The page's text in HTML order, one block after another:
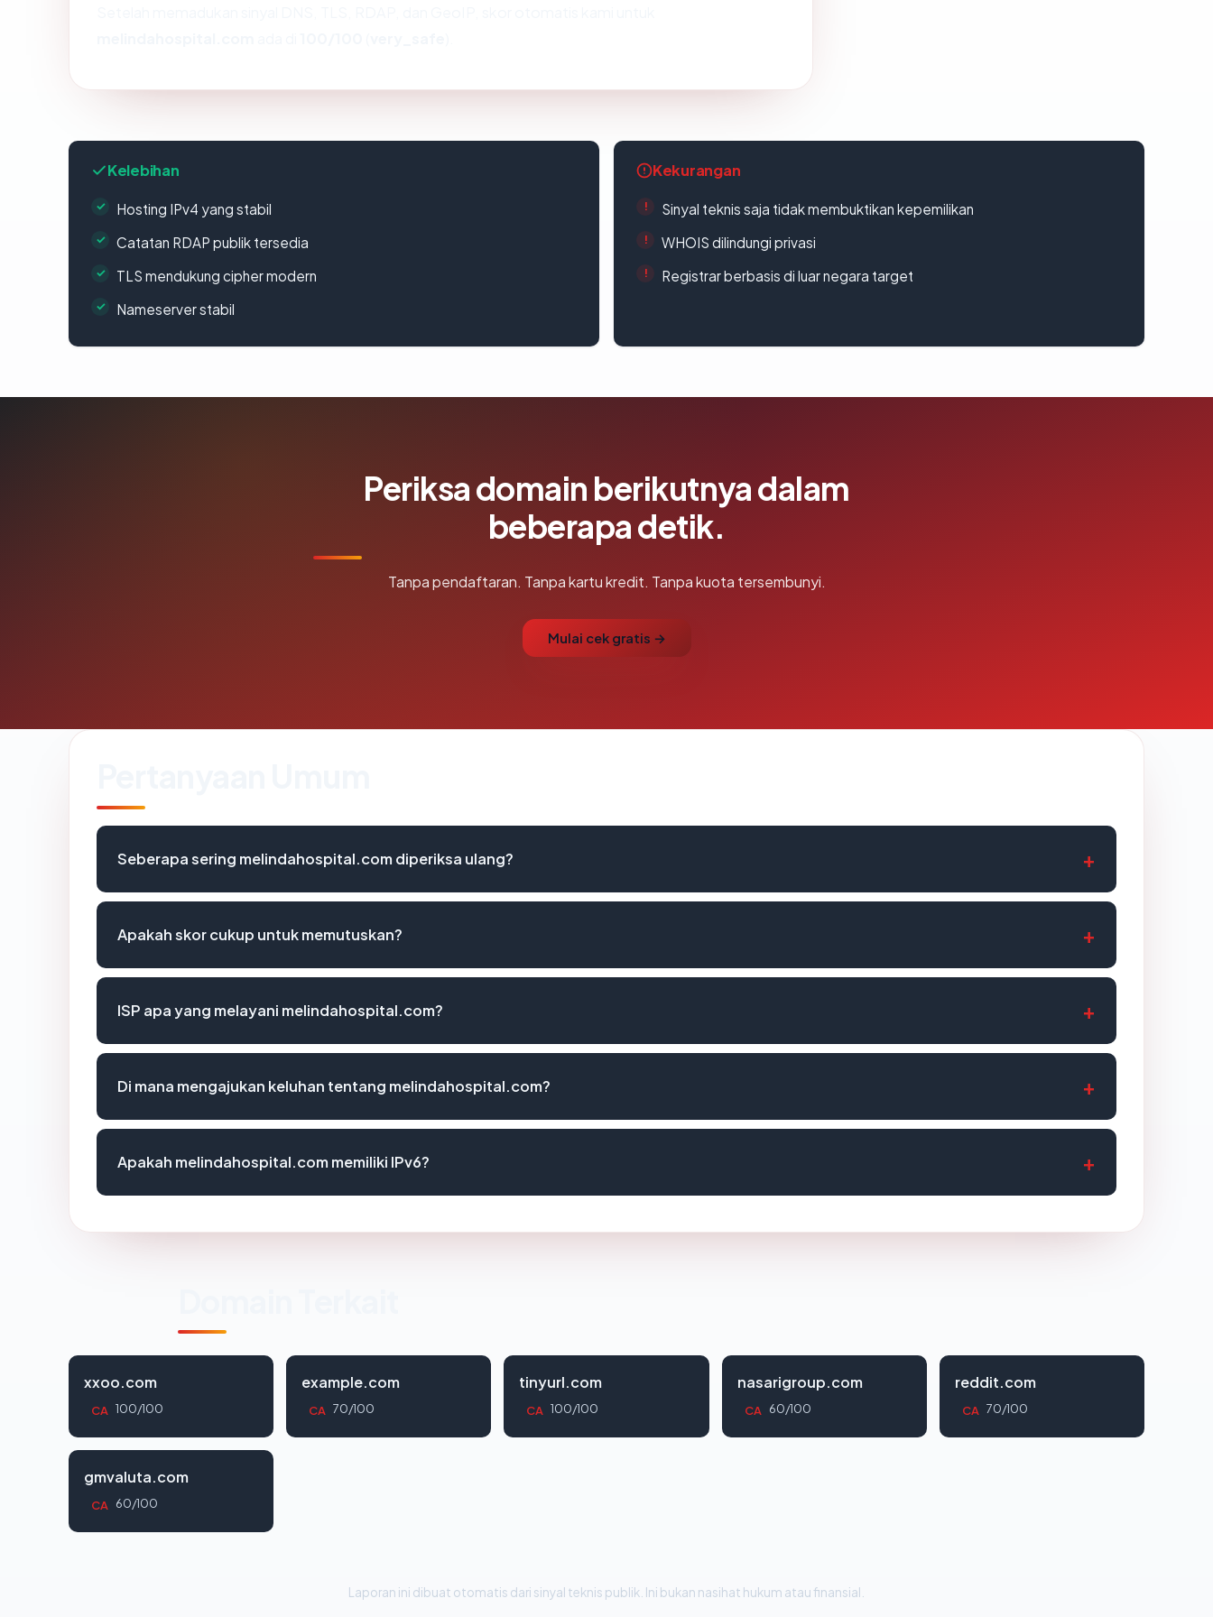
Kelebihan
Hosting IPv4 yang stabil
Catatan RDAP publik tersedia
TLS mendukung cipher modern
Nameserver stabil
Kekurangan
Sinyal teknis saja tidak membuktikan kepemilikan
WHOIS dilindungi privasi
Registrar berbasis di luar negara target
Periksa domain berikutnya dalam
beberapa detik.
Tanpa pendaftaran. Tanpa kartu kredit. Tanpa kuota tersembunyi.
Mulai cek gratis →
Seberapa sering melindahospital.com diperiksa ulang?
Apakah skor cukup untuk memutuskan?
ISP apa yang melayani melindahospital.com?
Di mana mengajukan keluhan tentang melindahospital.com?
Apakah melindahospital.com memiliki IPv6?
xxoo.com
CA 100/100
example.com
CA 70/100
tinyurl.com
CA 100/100
nasarigroup.com
CA 60/100
reddit.com
CA 70/100
gmvaluta.com
CA 60/100
Laporan ini dibuat otomatis dari sinyal teknis publik. Ini bukan nasihat hukum atau finansial.